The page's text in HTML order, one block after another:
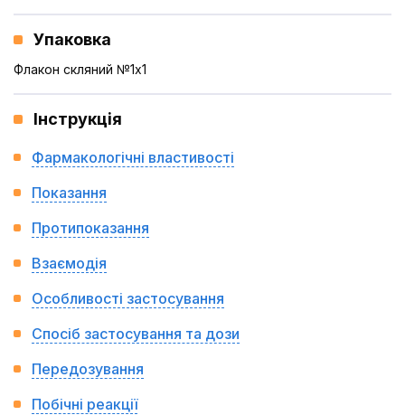
Упаковка
Флакон скляний №1x1
Інструкція
Фармакологічні властивості
Показання
Протипоказання
Взаємодія
Особливості застосування
Спосіб застосування та дози
Передозування
Побічні реакції